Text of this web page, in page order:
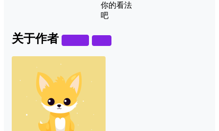
你的看法
吧
关于作者